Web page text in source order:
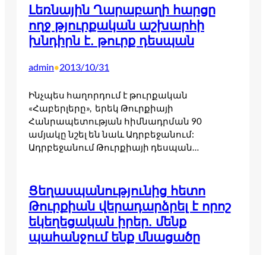
Լեռնային Ղարաբաղի հարցը
ողջ թյուրքական աշխարհի
խնդիրն է. թուրք դեսպան
admin•2013/10/31
Ինչպես հաղորդում է թուրքական
«Հաբերլերը», երեկ Թուրքիայի
Հանրապետության հիմնադրման 90
ամյակը նշել են նաև Ադրբեջանում:
Ադրբեջանում Թուրքիայի դեսպան…
Ցեղասպանությունից հետո
Թուրքիան վերադարձրել է որոշ
եկեղեցական իրեր. մենք
պահանջում ենք մնացածը